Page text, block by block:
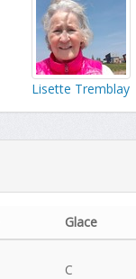
Lisette Tremblay
Glace
C